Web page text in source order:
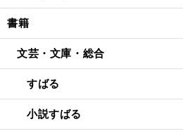
書籍
文芸・文庫・総合
すばる
小説すばる